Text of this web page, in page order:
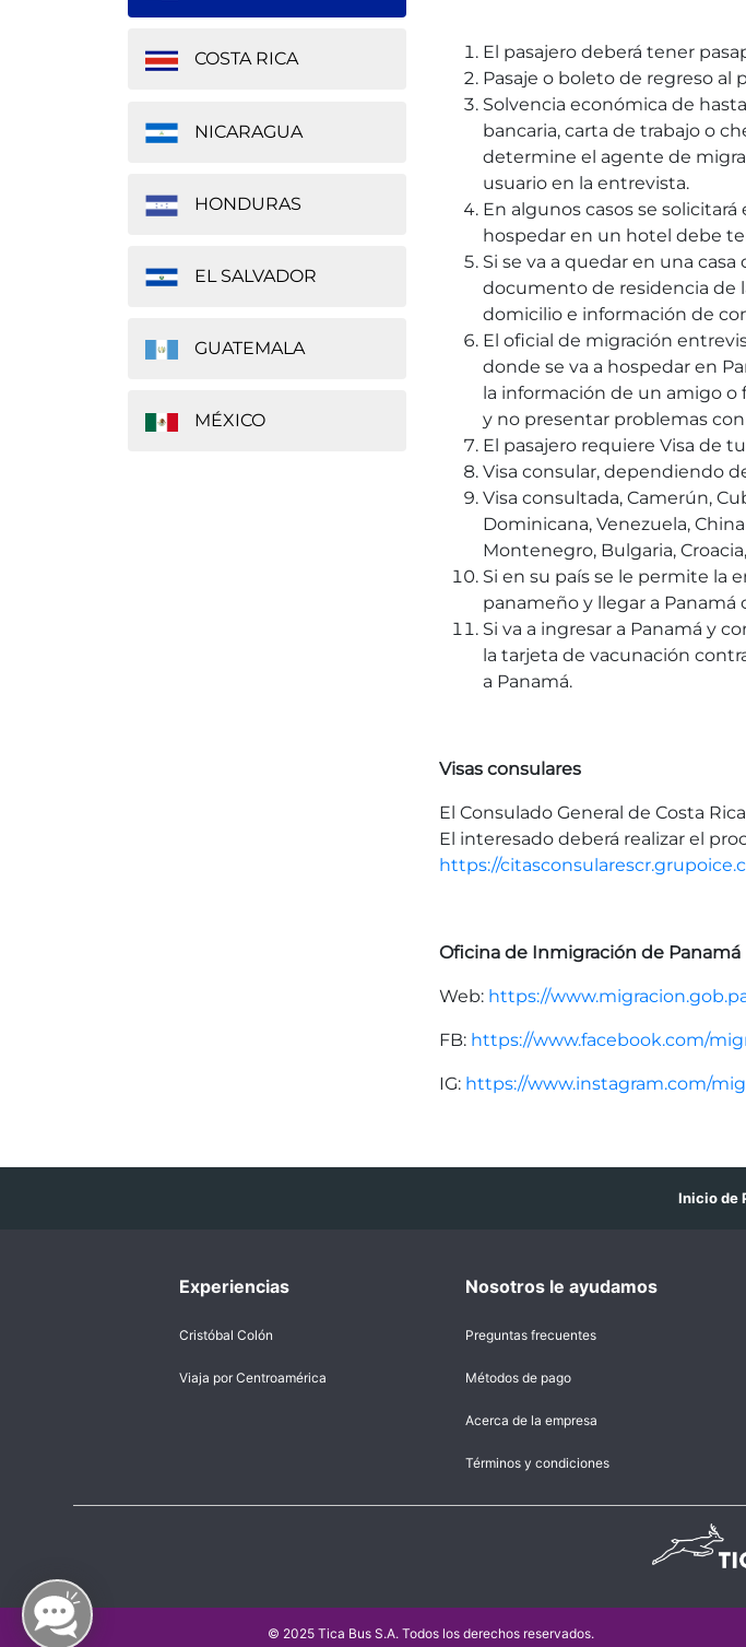
COSTA RICA
NICARAGUA
HONDURAS
EL SALVADOR
GUATEMALA
MÉXICO
El pasajero deberá tener
Pasaje o boleto de regreso al
Solvencia económica de
bancaria, carta de trabajo o
determine el agente de
usuario en la entrevista.
En algunos casos se
hospedar en un hotel debe
Si se va a quedar en una
documento de residencia de
domicilio e información de
El oficial de migración
donde se va a hospedar en
la información de un amigo
y no presentar problemas con
El pasajero requiere Visa de
Visa consular, dependiendo
Visa consultada, Camerún,
Dominicana, Venezuela,
Montenegro, Bulgaria,
Si en su país se le permite la
panameño y llegar a Panamá
Si va a ingresar a Panamá y
la tarjeta de vacunación
a Panamá.
Visas consulares
El Consulado General de Costa
El interesado deberá realizar el
https://
Oficina de Inmigración de Panamá
Web: https://
FB: https://www.facebook.com/
IG: https://www.instagram.com/
Inicio de
Experiencias
Cristóbal Colón
Viaja por Centroamérica
Nosotros le ayudamos
Preguntas frecuentes
Métodos de pago
Acerca de la empresa
Términos y condiciones
© 2025 Tica Bus S.A. Todos los derechos reservados.